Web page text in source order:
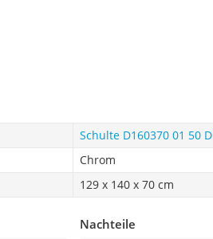
Schulte D160370 01 50
Chrom
129 x 140 x 70 cm
Nachteile